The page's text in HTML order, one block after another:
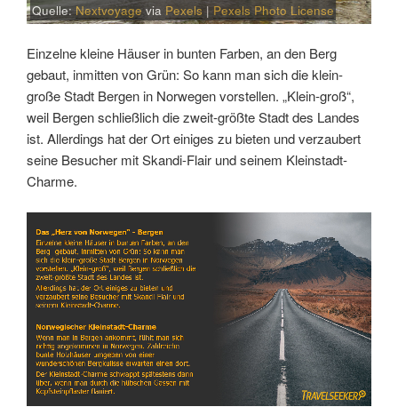
Quelle:Nextvoyage via Pexels | Pexels Photo License
Einzelne kleine Häuser in bunten Farben, an den Berg
gebaut, inmitten von Grün: So kann man sich die klein-
große Stadt Bergen in Norwegen vorstellen. „Klein-groß“,
weil Bergen schließlich die zweit-größte Stadt des Landes
ist. Allerdings hat der Ort einiges zu bieten und verzaubert
seine Besucher mit Skandi-Flair und seinem Kleinstadt-
Charme.
Link